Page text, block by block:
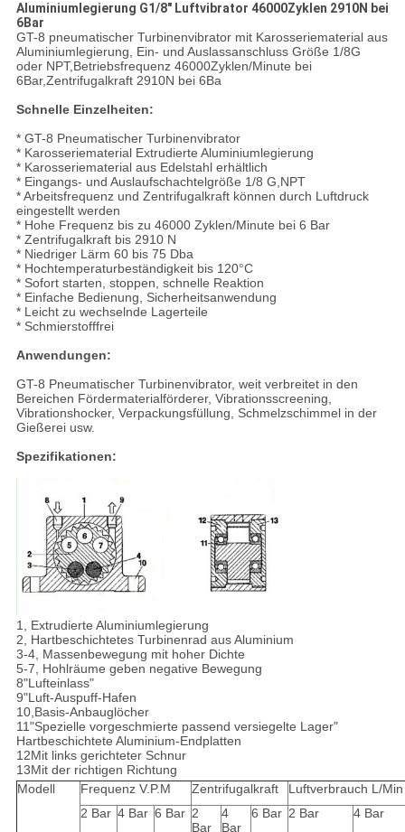
Aluminiumlegierung G1/8" Luftvibrator 46000Zyklen 2910N bei
6Bar
GT-8 pneumatischer Turbinenvibrator mit Karosseriematerial aus
Aluminiumlegierung, Ein- und Auslassanschluss Größe 1/8G
oder NPT,Betriebsfrequenz 46000Zyklen/Minute bei
6Bar,Zentrifugalkraft 2910N bei 6Ba
Schnelle Einzelheiten:
* GT-8 Pneumatischer Turbinenvibrator
* Karosseriematerial Extrudierte Aluminiumlegierung
* Karosseriematerial aus Edelstahl erhältlich
* Eingangs- und Auslaufschachtelgröße 1/8 G,NPT
* Arbeitsfrequenz und Zentrifugalkraft können durch Luftdruck
eingestellt werden
* Hohe Frequenz bis zu 46000 Zyklen/Minute bei 6 Bar
* Zentrifugalkraft bis 2910 N
* Niedriger Lärm 60 bis 75 Dba
* Hochtemperaturbeständigkeit bis 120°C
* Sofort starten, stoppen, schnelle Reaktion
* Einfache Bedienung, Sicherheitsanwendung
* Leicht zu wechselnde Lagerteile
* Schmierstofffrei
Anwendungen:
GT-8 Pneumatischer Turbinenvibrator, weit verbreitet in den
Bereichen Fördermaterialförderer, Vibrationsscreening,
Vibrationshocker, Verpackungsfüllung, Schmelzschimmel in der
Gießerei usw.
Spezifikationen:
1, Extrudierte Aluminiumlegierung
2, Hartbeschichtetes Turbinenrad aus Aluminium
3-4, Massenbewegung mit hoher Dichte
5-7, Hohlräume geben negative Bewegung
8"Lufteinlass"
9"Luft-Auspuff-Hafen
10,Basis-Anbauglöcher
11"Spezielle vorgeschmierte passend versiegelte Lager"
Hartbeschichtete Aluminium-Endplatten
12Mit links gerichteter Schnur
13Mit der richtigen Richtung
Modell
Frequenz V.P.M Zentrifugalkraft
Luftverbrauch L/Min
2 Bar 4 Bar 6 Bar 2
Bar
4
Bar
6 Bar 2 Bar 4 Bar